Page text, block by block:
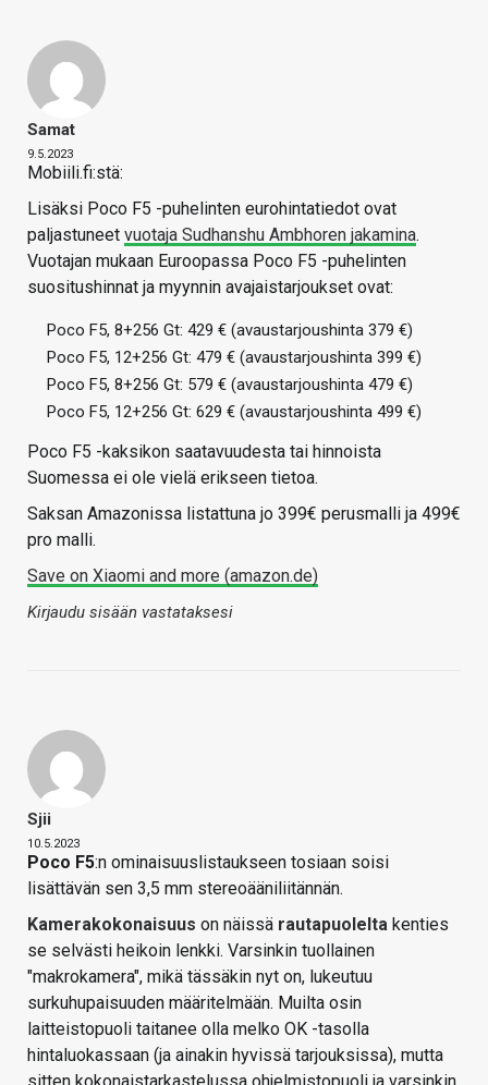
Samat
9.5.2023
Mobiili.fi:stä:
Lisäksi Poco F5 -puhelinten eurohintatiedot ovat
paljastuneet vuotaja Sudhanshu Ambhoren jakamina.
Vuotajan mukaan Euroopassa Poco F5 -puhelinten
suositushinnat ja myynnin avajaistarjoukset ovat:
Poco F5, 8+256 Gt: 429 € (avaustarjoushinta 379 €)
Poco F5, 12+256 Gt: 479 € (avaustarjoushinta 399 €)
Poco F5, 8+256 Gt: 579 € (avaustarjoushinta 479 €)
Poco F5, 12+256 Gt: 629 € (avaustarjoushinta 499 €)
Poco F5 -kaksikon saatavuudesta tai hinnoista
Suomessa ei ole vielä erikseen tietoa.
Saksan Amazonissa listattuna jo 399€ perusmalli ja 499€
pro malli.
Save on Xiaomi and more (amazon.de)
Kirjaudu sisään vastataksesi
Sjii
10.5.2023
Poco F5:n ominaisuuslistaukseen tosiaan soisi
lisättävän sen 3,5 mm stereoääniliitännän.
Kamerakokonaisuus on näissä rautapuolelta kenties
se selvästi heikoin lenkki. Varsinkin tuollainen
"makrokamera", mikä tässäkin nyt on, lukeutuu
surkuhupaisuuden määritelmään. Muilta osin
laitteistopuoli taitanee olla melko OK -tasolla
hintaluokassaan (ja ainakin hyvissä tarjouksissa), mutta